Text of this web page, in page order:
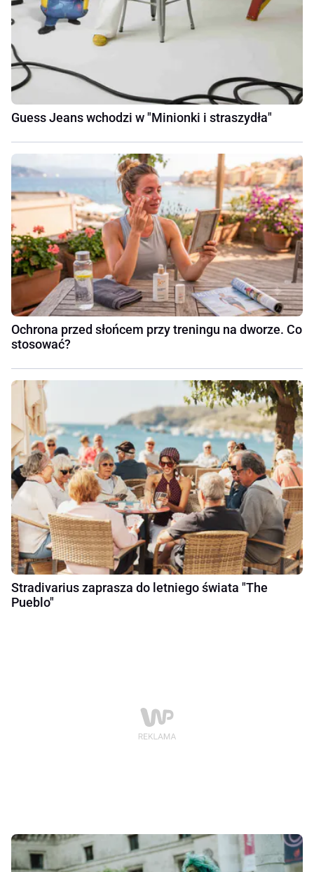
Guess Jeans wchodzi w "Minionki i straszydła"
Ochrona przed słońcem przy treningu na dworze. Co
stosować?
Stradivarius zaprasza do letniego świata "The
Pueblo"